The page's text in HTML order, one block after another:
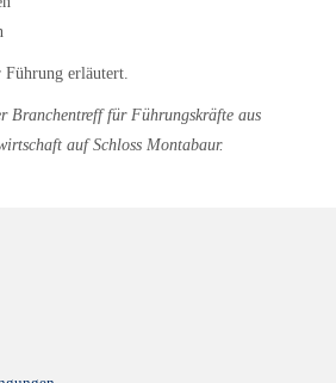
erläutert.
Branchentreff für Führungskräfte aus
auf Schloss Montabaur.